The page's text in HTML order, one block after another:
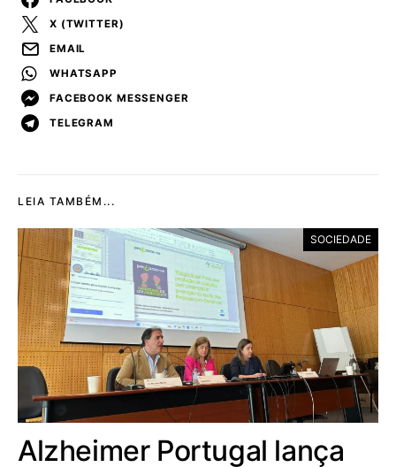
X (TWITTER)
EMAIL
WHATSAPP
FACEBOOK MESSENGER
TELEGRAM
LEIA TAMBÉM...
SOCIEDADE
Alzheimer Portugal lança